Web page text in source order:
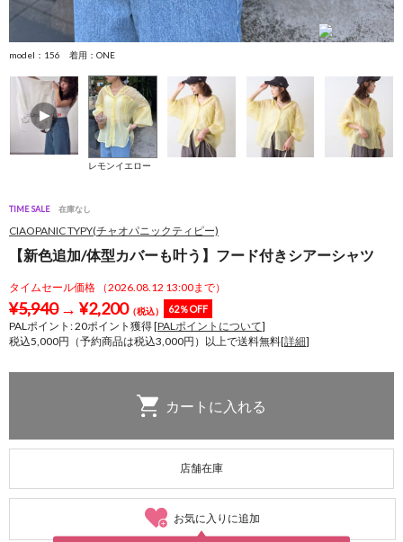
model：156 着用：ONE
レモンイエロー
TIME SALE 在庫なし
CIAOPANIC TYPY(チャオパニックティピー)
【新色追加/体型カバーも叶う】フード付きシアーシャツ
タイムセール価格 （2026.08.12 13:00まで）
¥5,940→ ¥2,200（税込） 62％OFF
PALポイント:20ポイント獲得 [PALポイントについて]
税込5,000円（予約商品は税込3,000円）以上で送料無料[詳細]
店舗在庫
お気に入りに追加